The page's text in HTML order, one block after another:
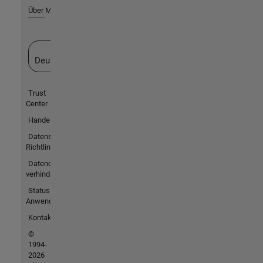
Über MathWorks
Deutschland
Trust
Center
Handelsmarken
Datenschutz-
Richtlinien
Datendiebstahl
verhindern
Status von
Anwendungen
Kontakt
©
1994-
2026